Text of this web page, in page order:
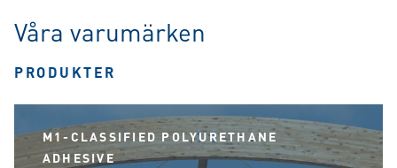
Våra varumärken
PRODUKTER
M1-CLASSIFIED POLYURETHANE
ADHESIVE